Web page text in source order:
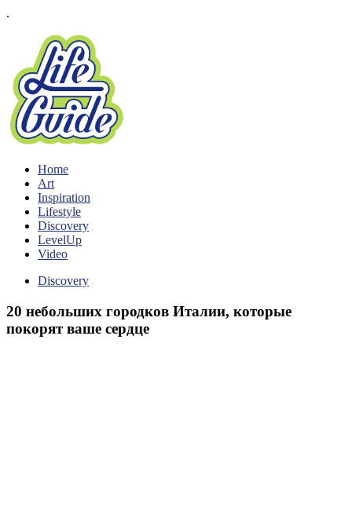
.
Home
Art
Inspiration
Lifestyle
Discovery
LevelUp
Video
Discovery
20 небольших городков Италии, которые
покорят ваше сердце